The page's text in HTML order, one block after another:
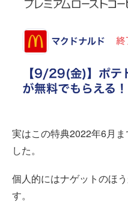
実はこの特典2022年6月
した。
個人的にはナゲットのほ
す。